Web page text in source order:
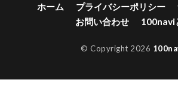
ホーム プライバシーポリシー
お問い合わせ
100navi
© Copyright 2026